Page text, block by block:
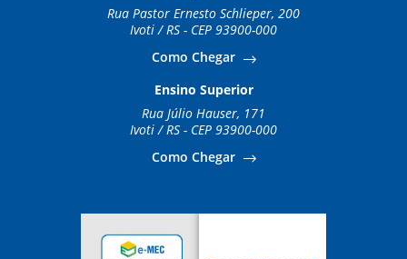
Rua Pastor Ernesto Schlieper, 200
Ivoti / RS - CEP 93900-000
Como Chegar
Ensino Superior
Rua Júlio Hauser, 171
Ivoti / RS - CEP 93900-000
Como Chegar